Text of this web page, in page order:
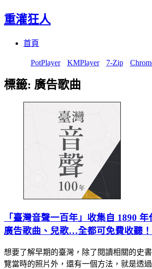
重灌狂人
首頁
PotPlayer KMPlayer 7-Zip
標籤: 廣告歌曲
「臺灣音聲一百年」收集自 1890
廣告歌曲、兒歌…全都可免費收聽！
想要了解早期的臺灣，除了閱讀相關的史
覽當時的照片外，還有一個方法，就是透